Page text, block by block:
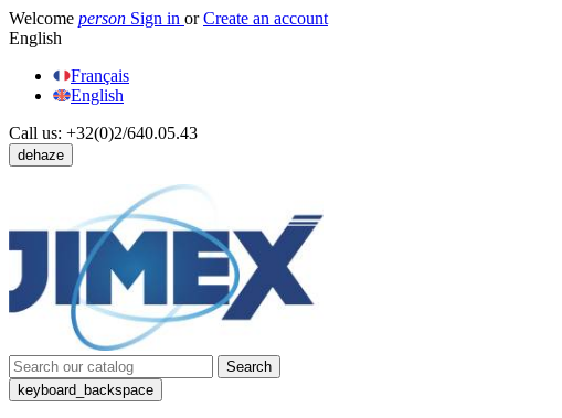
Welcome person Sign in or Create an account
English
Français
English
Call us: +32(0)2/640.05.43
dehaze
Search
keyboard_backspace